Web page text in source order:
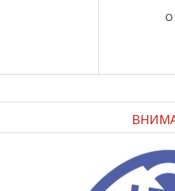
О
Всемирный день здоровья 2018